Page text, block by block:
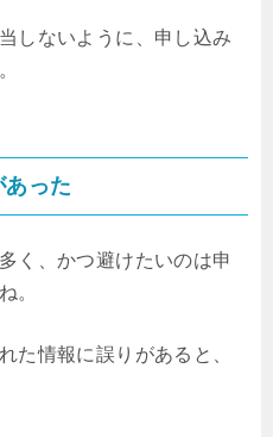
しないように、申し込み
った
く、かつ避けたいのは申
。
た情報に誤りがあると、